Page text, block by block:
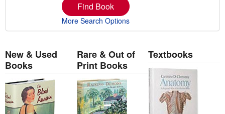
Find Book
More Search Options
New & Used
Books
Rare & Out of
Print Books
Textbooks